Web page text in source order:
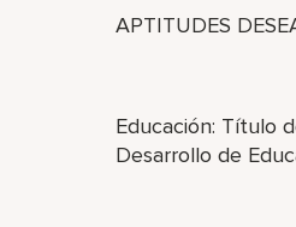
APTITUDES
Educación: Título
Desarrollo de